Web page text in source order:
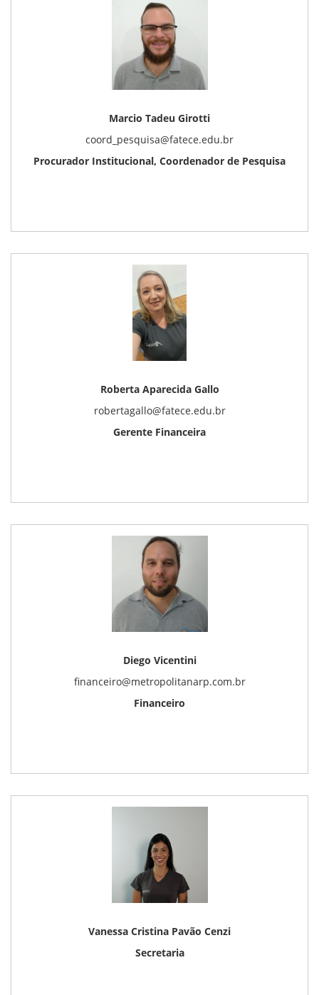
Marcio Tadeu Girotti
coord_pesquisa@fatece.edu.br
Procurador Institucional, Coordenador de Pesquisa
Roberta Aparecida Gallo
robertagallo@fatece.edu.br
Gerente Financeira
Diego Vicentini
financeiro@metropolitanarp.com.br
Financeiro
Vanessa Cristina Pavão Cenzi
Secretaria